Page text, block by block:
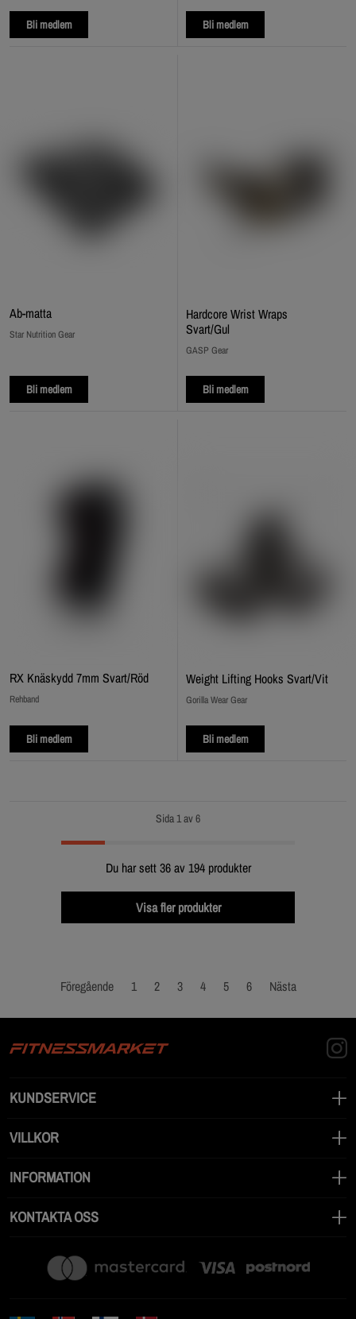
Bli medlem Bli medlem
Ab‑matta
Star Nutrition Gear
Bli medlem
Hardcore Wrist Wraps
Svart/Gul
GASP Gear
Bli medlem
RX Knäskydd 7mm Svart/Röd
Rehband
Bli medlem
Weight Lifting Hooks Svart/Vit
Gorilla Wear Gear
Bli medlem
Sida 1 av 6
Du har sett 36 av 194 produkter
Visa fler produkter
Föregående 1 2 3 4 5 6 Nästa
KUNDSERVICE
VILLKOR
INFORMATION
KONTAKTA OSS